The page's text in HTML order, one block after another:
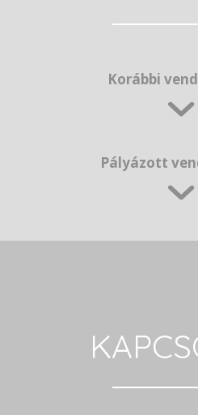
Korábbi
Pályázott